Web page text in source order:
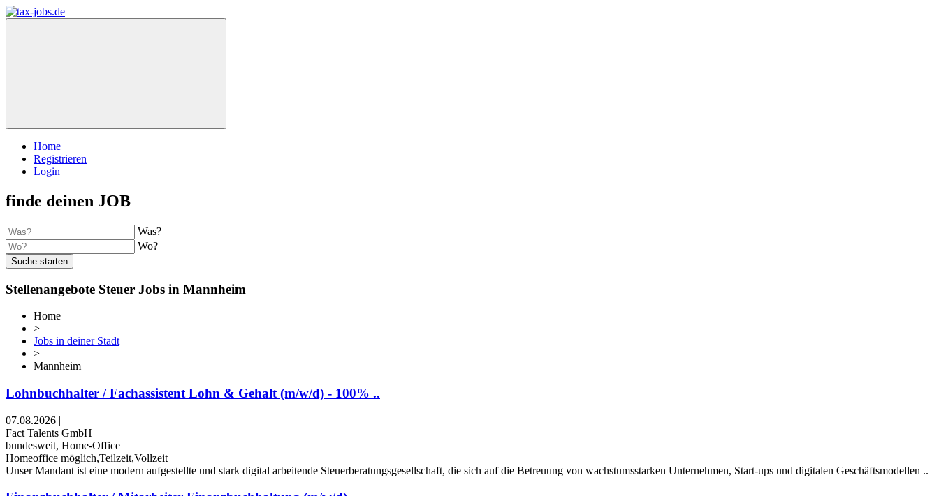
Home
Registrieren
Login
finde deinen JOB
Was?
Wo?
Suche starten
Stellenangebote Steuer Jobs in Mannheim
Home
>
Jobs in deiner Stadt
>
Mannheim
Lohnbuchhalter / Fachassistent Lohn & Gehalt (m/w/d) - 100% ..
07.08.2026 |
Fact Talents GmbH |
bundesweit, Home-Office |
Homeoffice möglich,Teilzeit,Vollzeit
Unser Mandant ist eine modern aufgestellte und stark digital arbeitende Steuerberatungsgesellschaft, die sich auf die Betreuung von wachstumsstarken Unternehmen, Start-ups und digitalen Geschäftsmodellen ..